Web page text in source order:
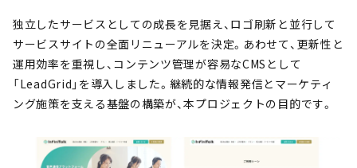
独立したサービスとしての成長を見据え、ロゴ刷新と並行して
サービスサイトの全面リニューアルを決定。あわせて、更新性と
運用効率を重視し、コンテンツ管理が容易なCMSとして
「LeadGrid」を導入しました。継続的な情報発信とマーケティ
ング施策を支える基盤の構築が、本プロジェクトの目的です。